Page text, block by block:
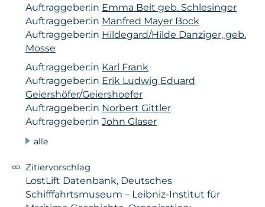
Auftraggeber:in Emma Beit geb. Schlesinger
Auftraggeber:in Manfred Mayer Bock
Auftraggeber:in Hildegard/Hilde Danziger, geb.
Mosse
Auftraggeber:in Karl Frank
Auftraggeber:in Erik Ludwig Eduard
Geiershöfer/Geiershoefer
Auftraggeber:in Norbert Gittler
Auftraggeber:in John Glaser
alle
Zitiervorschlag
LostLift Datenbank, Deutsches
Schifffahrtsmuseum – Leibniz-Institut für